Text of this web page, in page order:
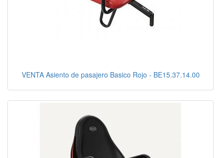
VENTA Asiento de pasajero Basico Rojo - BE15.37.14.00